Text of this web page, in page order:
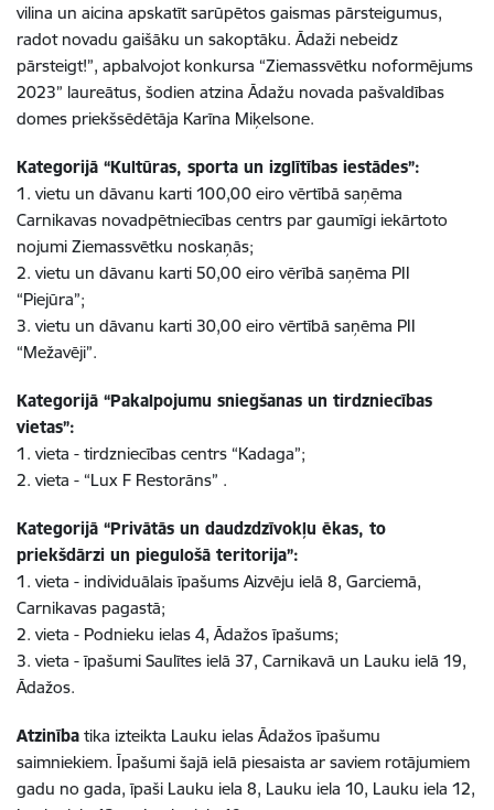
vilina un aicina apskatīt sarūpētos gaismas pārsteigumus,
radot novadu gaišāku un sakoptāku. Ādaži nebeidz
pārsteigt!”, apbalvojot konkursa “Ziemassvētku noformējums
2023” laureātus, šodien atzina Ādažu novada pašvaldības
domes priekšsēdētāja Karīna Miķelsone.
Kategorijā “Kultūras, sporta un izglītības iestādes”:
1. vietu un dāvanu karti 100,00 eiro vērtībā saņēma
Carnikavas novadpētniecības centrs par gaumīgi iekārtoto
nojumi Ziemassvētku noskaņās;
2. vietu un dāvanu karti 50,00 eiro vērībā saņēma PII
“Piejūra”;
3. vietu un dāvanu karti 30,00 eiro vērtībā saņēma PII
“Mežavēji”.
Kategorijā “Pakalpojumu sniegšanas un tirdzniecības
vietas”:
1. vieta - tirdzniecības centrs “Kadaga”;
2. vieta - “Lux F Restorāns” .
Kategorijā “Privātās un daudzdzīvokļu ēkas, to
priekšdārzi un piegulošā teritorija”:
1. vieta - individuālais īpašums Aizvēju ielā 8, Garciemā,
Carnikavas pagastā;
2. vieta - Podnieku ielas 4, Ādažos īpašums;
3. vieta - īpašumi Saulītes ielā 37, Carnikavā un Lauku ielā 19,
Ādažos.
Atzinība tika izteikta Lauku ielas Ādažos īpašumu
saimniekiem. Īpašumi šajā ielā piesaista ar saviem rotājumiem
gadu no gada, īpaši Lauku iela 8, Lauku iela 10, Lauku iela 12,